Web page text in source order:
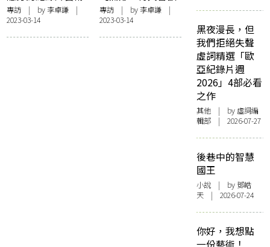
——訪《戲棚》導
演卓翔
專訪 | by 李卓謙 |
2023-03-14
黃】追憶逝水年華
——孔慧怡《不帶
感傷的回憶》
專訪| by 李卓謙|
2023-03-14
黑夜漫長，但
我們拒絕失聲
虛詞精選「歐
亞紀錄片週
2026」4部必看
之作
其他 | by 虛詞編
輯部 | 2026-07-27
後巷中的智慧
國王
小說 | by 鄧皓
天 | 2026-07-24
你好，我想點